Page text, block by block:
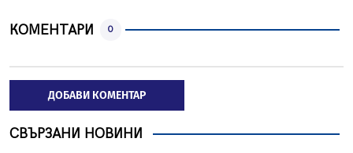
КОМЕНТАРИ 0
ДОБАВИ КОМЕНТАР
СВЪРЗАНИ НОВИНИ